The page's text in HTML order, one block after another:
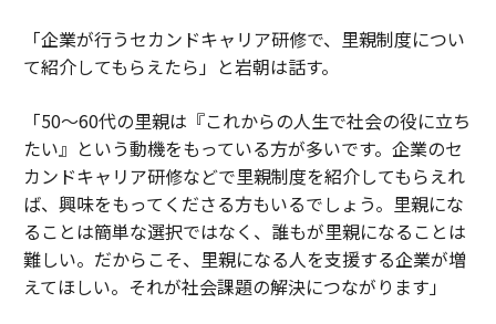
「企業が行うセカンドキャリア研修で、里親制度につい
て紹介してもらえたら」と岩朝は話す。
「50～60代の里親は『これからの人生で社会の役に立ち
たい』という動機をもっている方が多いです。企業のセ
カンドキャリア研修などで里親制度を紹介してもらえれ
ば、興味をもってくださる方もいるでしょう。里親にな
ることは簡単な選択ではなく、誰もが里親になることは
難しい。だからこそ、里親になる人を支援する企業が増
えてほしい。それが社会課題の解決につながります」